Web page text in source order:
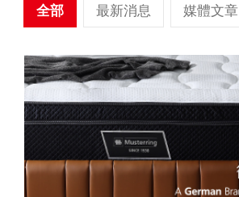
全部 最新消息 媒體文章